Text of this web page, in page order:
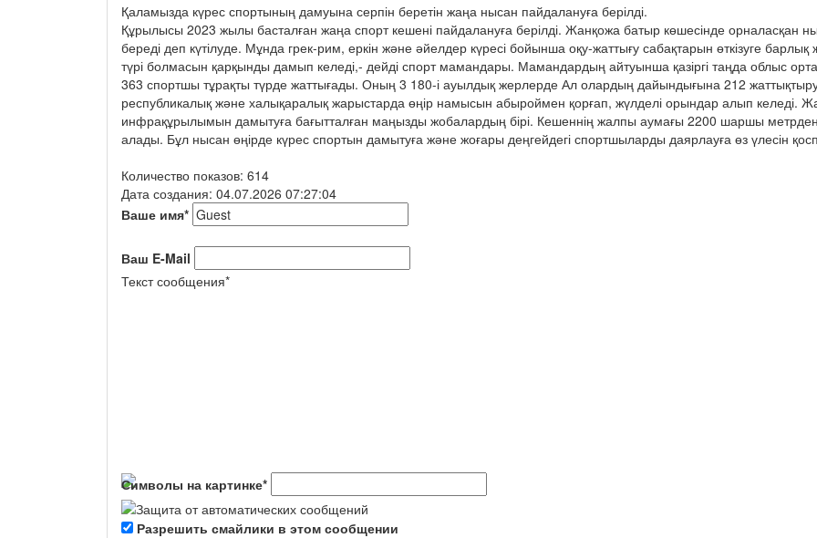
Қаламызда күрес спортының дамуына серпін беретін жаңа нысан пайдалануға берілді.
Құрылысы 2023 жылы басталған жаңа спорт кешені пайдалануға берілді. Жанқожа батыр көшесінде орналасқан
береді деп күтілуде. Мұнда грек-рим, еркін және әйелдер күресі бойынша оқу-жаттығу сабақтарын өткізуге
түрі болмасын қарқынды дамып келеді,- дейді спорт мамандары. Мамандардың айтуынша қазіргі таңда облыс
363 спортшы тұрақты түрде жаттығады. Оның 3 180-і ауылдық жерлерде Ал олардың дайындығына 212
республикалық және халықаралық жарыстарда өңір намысын абыроймен қорғап, жүлделі орындар алып келеді.
инфрақұрылымын дамытуға бағытталған маңызды жобалардың бірі. Кешеннің жалпы аумағы 2200 шаршы
алады. Бұл нысан өңірде күрес спортын дамытуға және жоғары деңгейдегі спортшыларды даярлауға өз үлесін
Количество показов: 614
Дата создания: 04.07.2026 07:27:04
Ваше имя*
Ваш E-Mail
Текст сообщения*
Символы на картинке*
Разрешить смайлики в этом сообщении